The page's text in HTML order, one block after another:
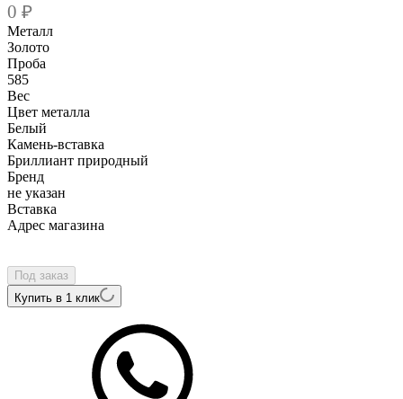
0 ₽
Металл
Золото
Проба
585
Вес
Цвет металла
Белый
Камень-вставка
Бриллиант природный
Бренд
не указан
Вcтавка
Адрес магазина
Под заказ
Купить в 1 клик